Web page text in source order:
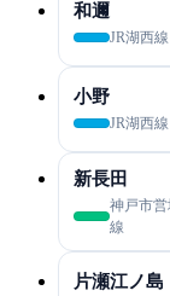
和邇
JR湖西線
小野
JR湖西線
新長田
神戸市
線
片瀬江ノ島